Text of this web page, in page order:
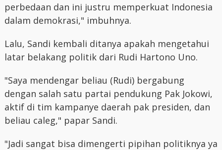
perbedaan dan ini justru memperkuat Indonesia
dalam demokrasi," imbuhnya.
Lalu, Sandi kembali ditanya apakah mengetahui
latar belakang politik dari Rudi Hartono Uno.
"Saya mendengar beliau (Rudi) bergabung
dengan salah satu partai pendukung Pak Jokowi,
aktif di tim kampanye daerah pak presiden, dan
beliau caleg," papar Sandi.
"Jadi sangat bisa dimengerti pipihan politiknya ya